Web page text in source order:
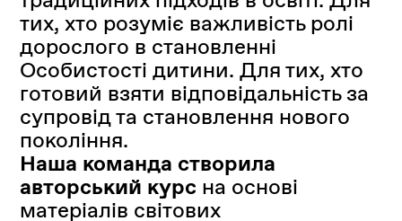
тих, хто розуміє важливість ролі
дорослого в становленні
Особистості дитини. Для тих, хто
готовий взяти відповідальність за
супровід та становлення нового
покоління.
Наша команда створила
авторський курс на основі
матеріалів світових